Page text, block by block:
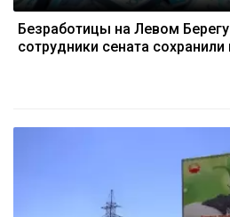
Безработицы на Левом
сотрудники сената сохранили